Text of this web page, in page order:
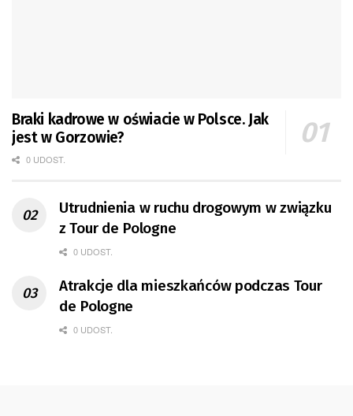
Braki kadrowe w oświacie w Polsce. Jak
jest w Gorzowie?
0 UDOST.
Utrudnienia w ruchu drogowym w związku
z Tour de Pologne
0 UDOST.
Atrakcje dla mieszkańców podczas Tour
de Pologne
0 UDOST.